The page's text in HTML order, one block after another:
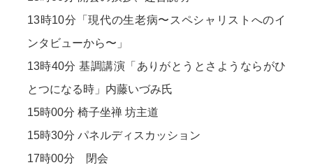
13時10分「現代の生老病〜スペシャリストへのイ
ンタビューから〜」
13時40分 基調講演「ありがとうとさようならがひ
とつになる時」内藤いづみ氏
15時00分 椅子坐禅 坊主道
15時30分 パネルディスカッション
17時00分 閉会